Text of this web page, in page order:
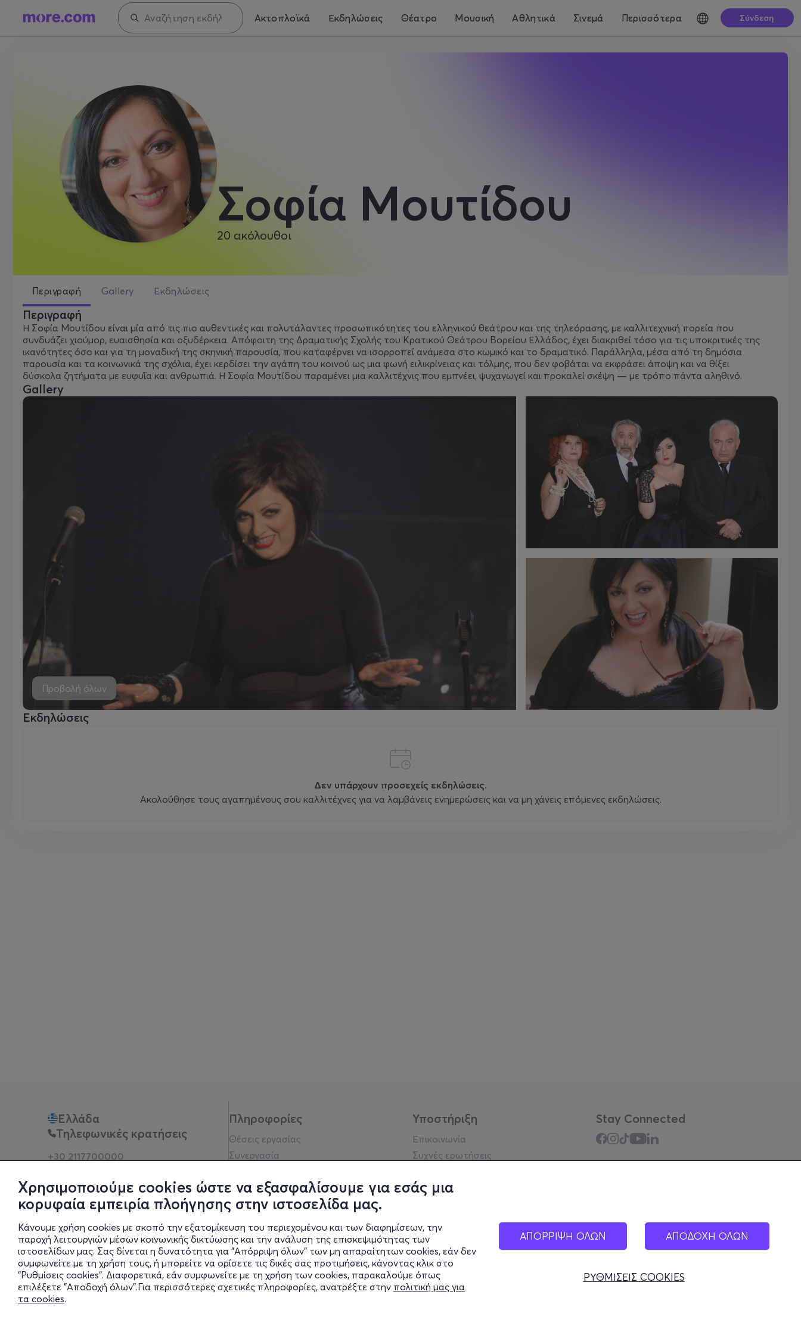
Χρησιμοποιούμε cookies ώστε να εξασφαλίσουμε για εσάς μια
κορυφαία εμπειρία πλοήγησης στην ιστοσελίδα μας.
Κάνουμε χρήση cookies με σκοπό την εξατομίκευση του περιεχομένου και των διαφημίσεων, την
παροχή λειτουργιών μέσων κοινωνικής δικτύωσης και την ανάλυση της επισκεψιμότητας των
ιστοσελίδων μας. Σας δίνεται η δυνατότητα για "Απόρριψη όλων" των μη απαραίτητων cookies, εάν δεν
συμφωνείτε με τη χρήση τους, ή μπορείτε να ορίσετε τις δικές σας προτιμήσεις, κάνοντας κλικ στο
"Ρυθμίσεις cookies". Διαφορετικά, εάν συμφωνείτε με τη χρήση των cookies, παρακαλούμε όπως
επιλέξετε "Αποδοχή όλων".Για περισσότερες σχετικές πληροφορίες, ανατρέξτε στην πολιτική μας για
τα cookies.
ΑΠΟΡΡΙΨΗ ΟΛΩΝ ΑΠΟΔΟΧΗ ΟΛΩΝ
ΡΥΘΜΙΣΕΙΣ COOKIES
Ακτοπλοϊκά Εκδηλώσεις Θέατρο Μουσική Αθλητικά Σινεμά Περισσότερα Σύνδεση
Σοφία Μουτίδου
20 ακόλουθοι
Περιγραφή Gallery Εκδηλώσεις
Περιγραφή
Η Σοφία Μουτίδου είναι μία από τις πιο αυθεντικές και πολυτάλαντες προσωπικότητες του ελληνικού θεάτρου και της τηλεόρασης, με καλλιτεχνική πορεία που
συνδυάζει χιούμορ, ευαισθησία και οξυδέρκεια. Απόφοιτη της Δραματικής Σχολής του Κρατικού Θεάτρου Βορείου Ελλάδος, έχει διακριθεί τόσο για τις υποκριτικές της
ικανότητες όσο και για τη μοναδική της σκηνική παρουσία, που καταφέρνει να ισορροπεί ανάμεσα στο κωμικό και το δραματικό. Παράλληλα, μέσα από τη δημόσια
παρουσία και τα κοινωνικά της σχόλια, έχει κερδίσει την αγάπη του κοινού ως μια φωνή ειλικρίνειας και τόλμης, που δεν φοβάται να εκφράσει άποψη και να θίξει
δύσκολα ζητήματα με ευφυΐα και ανθρωπιά. Η Σοφία Μουτίδου παραμένει μια καλλιτέχνις που εμπνέει, ψυχαγωγεί και προκαλεί σκέψη — με τρόπο πάντα αληθινό.
Gallery
Προβολή όλων
Εκδηλώσεις
Δεν υπάρχουν προσεχείς εκδηλώσεις.
Ακολούθησε τους αγαπημένους σου καλλιτέχνες για να λαμβάνεις ενημερώσεις και να μη χάνεις επόμενες εκδηλώσεις.
Ελλάδα
Τηλεφωνικές κρατήσεις
+30 2117700000
Φυσικά σημεία
Πληροφορίες
Θέσεις εργασίας
Συνεργασία
Πολιτική απορρήτου
Νομική σημείωση
Blog
Οικονομικά στοιχεία
Πολιτικές Εταιρείας
Έκθεση Διαφάνειας
Υποστήριξη
Επικοινωνία
Συχνές ερωτήσεις
Υπηρεσίες
Stay Connected